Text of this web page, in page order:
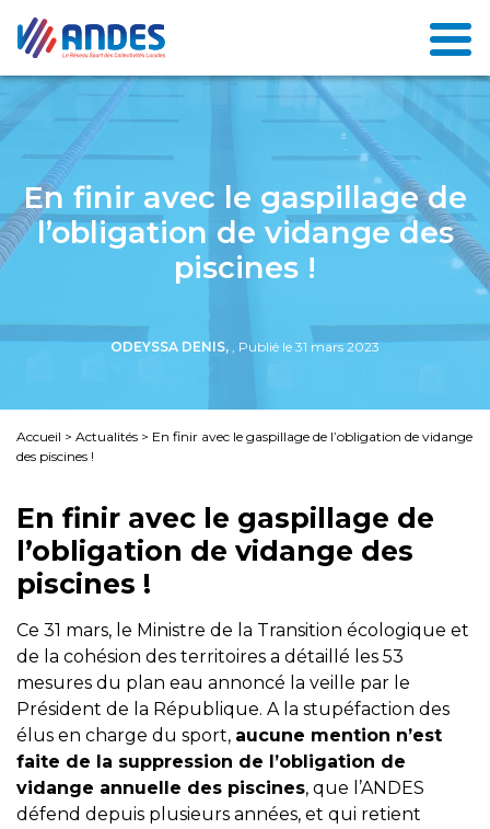
En finir avec le gaspillage de
l’obligation de vidange des
piscines !
ODEYSSA DENIS, , Publié le 31 mars 2023
Accueil > Actualités > En finir avec le gaspillage de l’obligation de vidange
des piscines !
En finir avec le gaspillage de
l’obligation de vidange des
piscines !
Ce 31 mars, le Ministre de la Transition écologique et
de la cohésion des territoires a détaillé les 53
mesures du plan eau annoncé la veille par le
Président de la République. A la stupéfaction des
élus en charge du sport, aucune mention n’est
faite de la suppression de l’obligation de
vidange annuelle des piscines, que l’ANDES
défend depuis plusieurs années, et qui retient